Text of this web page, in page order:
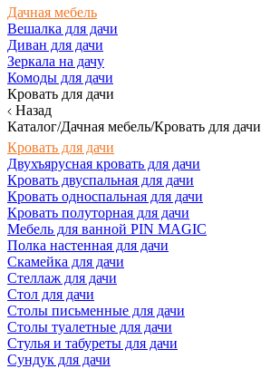
Дачная мебель
Вешалка для дачи
Диван для дачи
Зеркала на дачу
Комоды для дачи
Кровать для дачи
Назад
Каталог/Дачная мебель/Кровать для дачи
Кровать для дачи
Двухъярусная кровать для дачи
Кровать двуспальная для дачи
Кровать односпальная для дачи
Кровать полуторная для дачи
Мебель для ванной PIN MAGIC
Полка настенная для дачи
Скамейка для дачи
Стеллаж для дачи
Стол для дачи
Столы письменные для дачи
Столы туалетные для дачи
Стулья и табуреты для дачи
Сундук для дачи